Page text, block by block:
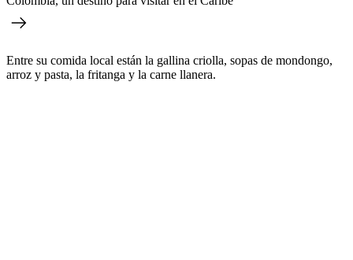
Entre su comida local están la gallina criolla, sopas de mondongo,
arroz y pasta, la fritanga y la carne llanera.